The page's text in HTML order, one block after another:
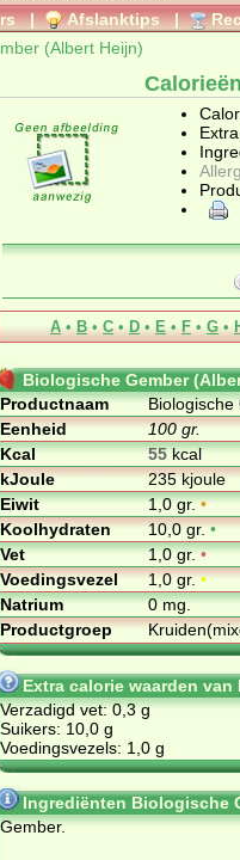
| Afslanktips |
(Albert Heijn)
A • B • C • D • E • F • G •
Biologische Gember
Productnaam
Biologische
Eenheid
100 gr.
Kcal
55kcal
kJoule
235 kjoule
Eiwit
1,0 gr.•
Koolhydraten
10,0 gr.•
Vet
1,0 gr.•
Voedingsvezel
1,0 gr.•
Natrium
0 mg.
Productgroep
Extra calorie waarden
Verzadigd vet: 0,3 g
Suikers: 10,0 g
Voedingsvezels: 1,0 g
Ingrediënten Biologische
Gember.